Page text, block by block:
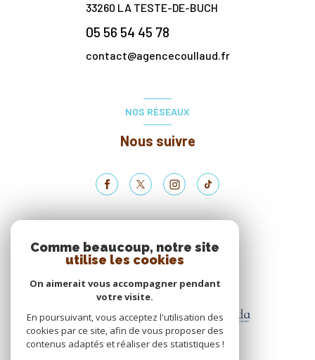
33260 LA TESTE-DE-BUCH
05 56 54 45 78
contact@agencecoullaud.fr
NOS RÉSEAUX
Nous suivre
Nous adhérons
Comme beaucoup, notre site
utilise les cookies
On aimerait vous accompagner pendant
votre visite.
En poursuivant, vous acceptez l'utilisation des
cookies par ce site, afin de vous proposer des
contenus adaptés et réaliser des statistiques !